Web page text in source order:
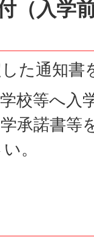
（入学
た通知書
学校等へ
承諾書等
。